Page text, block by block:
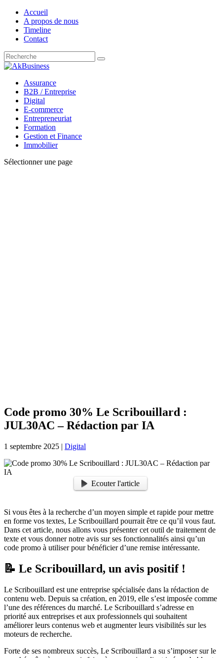
Accueil
A propos de nous
Timeline
Contact
Assurance
B2B / Entreprise
Digital
E-commerce
Entrepreneuriat
Formation
Gestion et Finance
Immobilier
Sélectionner une page
Code promo 30% Le Scribouillard :
JUL30AC – Rédaction par IA
1 septembre 2025 | Digital
Ecouter l'article
Si vous êtes à la recherche d’un moyen simple et rapide pour mettre
en forme vos textes, Le Scribouillard pourrait être ce qu’il vous faut.
Dans cet article, nous allons vous présenter cet outil de traitement de
texte et vous donner notre avis sur ses fonctionnalités ainsi qu’un
code promo à utiliser pour bénéficier d’une remise intéressante.
📝 Le Scribouillard, un avis positif !
Le Scribouillard est une entreprise spécialisée dans la rédaction de
contenu web. Depuis sa création, en 2019, elle s’est imposée comme
l’une des références du marché. Le Scribouillard s’adresse en
priorité aux entreprises et aux professionnels qui souhaitent
améliorer leurs contenus web et augmenter leurs visibilités sur les
moteurs de recherche.
Forte de ses nombreux succès, Le Scribouillard a su s’imposer sur le